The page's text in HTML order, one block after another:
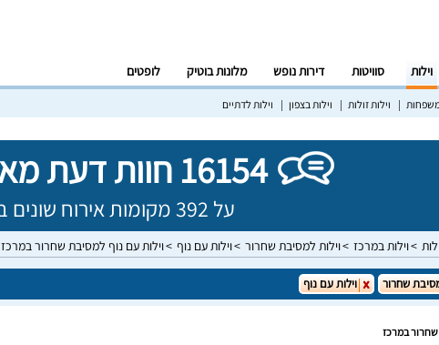
וילות סוויטות דירות נופש מלונות בוטיק לופטים
וילות זולות וילות בצפון וילות לדתיים
16154 חוות דעת מאומתות!
על 392 מקומות אירוח שונים בישראל
וילות במרכז וילות למסיבת שחרור וילות עם נוף וילות עם נוף למסיבת שחרור במרכז
שחרור וילות עם נוף
שחרור במרכז